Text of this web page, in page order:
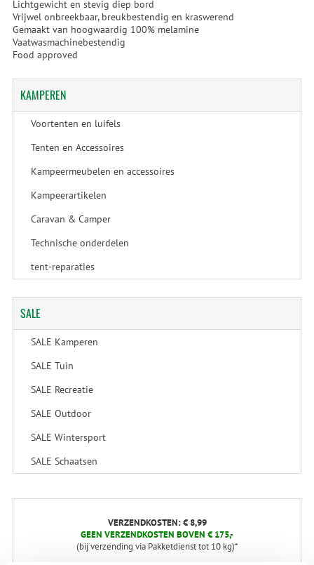
Lichtgewicht en stevig diep bord
Vrijwel onbreekbaar, breukbestendig en kraswerend
Gemaakt van hoogwaardig 100% melamine
Vaatwasmachinebestendig
Food approved
KAMPEREN
Voortenten en luifels
Tenten en Accessoires
Kampeermeubelen en accessoires
Kampeerartikelen
Caravan & Camper
Technische onderdelen
tent-reparaties
SALE
SALE Kamperen
SALE Tuin
SALE Recreatie
SALE Outdoor
SALE Wintersport
SALE Schaatsen
VERZENDKOSTEN: € 8,99
GEEN VERZENDKOSTEN BOVEN € 175,-
(bij verzending via Pakketdienst tot 10 kg)*